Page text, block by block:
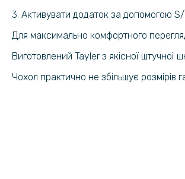
3. Активувати додаток за допомогою
Для максимально комфортного
Виготовлений Tayler з якісної штучної
Чохол практично не збільшує розмірів